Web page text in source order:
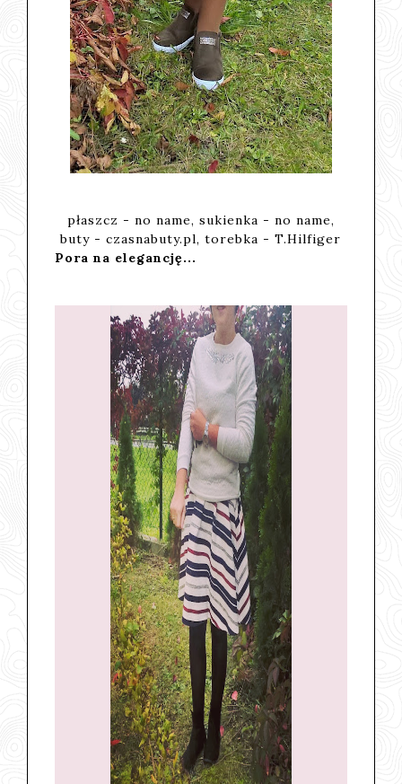
płaszcz - no name, sukienka - no name,
buty - czasnabuty.pl, torebka - T.Hilfiger
Pora na elegancję...